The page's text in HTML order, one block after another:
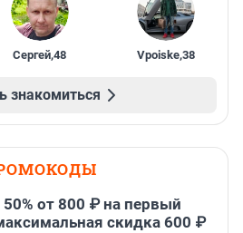
Сергей,48 Vpoiske,38
знакомиться
от 800 ₽ на первый
скидка 600 ₽